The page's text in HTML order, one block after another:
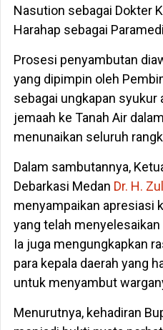
Nasution sebagai Dokter
Harahap sebagai
Prosesi penyambutan
yang dipimpin oleh
sebagai ungkapan syukur
jemaah ke Tanah Air
menunaikan seluruh
Dalam sambutannya,
Debarkasi Medan Dr. H.
menyampaikan apresiasi
yang telah
Ia juga mengungkapkan
para kepala daerah yang
untuk menyambut
Menurutnya, kehadiran